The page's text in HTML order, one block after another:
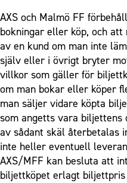
AXS och Malmö FF
bokningar eller köp, och
av en kund om man inte
själv eller i övrigt bryter
villkor som gäller för
om man bokar eller köper
man säljer vidare köpta
som angetts vara
av sådant skäl återbetalas
inte heller eventuell
AXS/MFF kan besluta att
biljettköpet erlagt